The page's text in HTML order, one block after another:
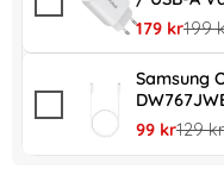
rea pris
179 kr199
Samsung
rea pris
99 kr129 kr